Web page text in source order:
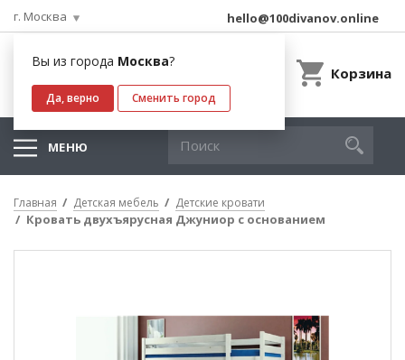
г. Москва
Вы из города Москва?
Да, верно Сменить город
hello@100divanov.online
Корзина
МЕНЮ
Главная Детская мебель Детские кровати
Кровать двухъярусная Джуниор с основанием